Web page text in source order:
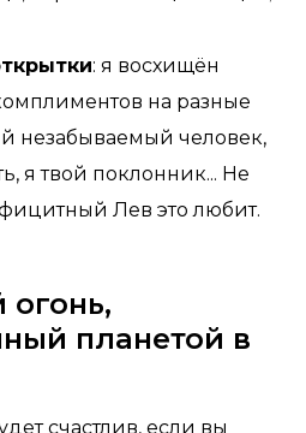
: я восхищён
на разные
незабываемый человек,
я твой поклонник... Не
Лев это любит.
планетой в
счастлив, если вы